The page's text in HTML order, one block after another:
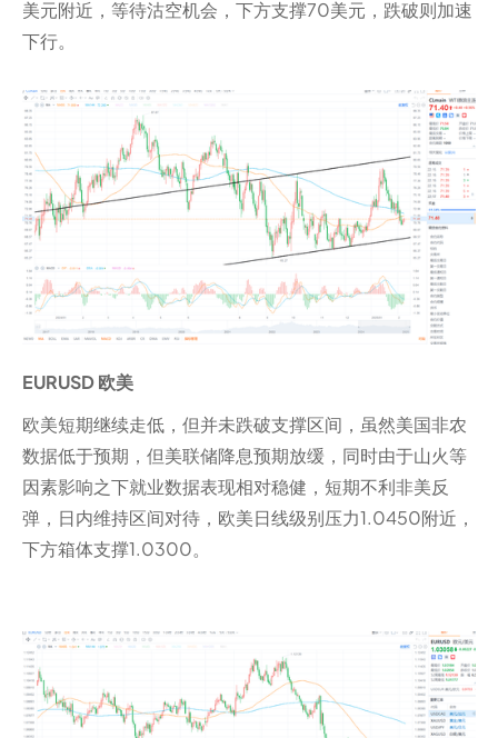
美元附近，等待沽空机会，下方支撑70美元，跌破则加速
下行。
EURUSD 欧美
欧美短期继续走低，但并未跌破支撑区间，虽然美国非农
数据低于预期，但美联储降息预期放缓，同时由于山火等
因素影响之下就业数据表现相对稳健，短期不利非美反
弹，日内维持区间对待，欧美日线级别压力1.0450附近，
下方箱体支撑1.0300。